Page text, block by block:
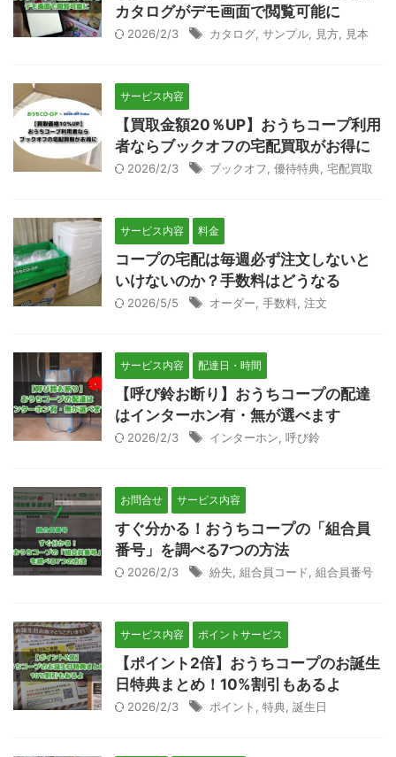
カタログがデモ画面で閲覧可能に
2026/2/3 カタログ サンプル 見方 見本
サービス内容
【買取金額20％UP】おうちコープ利用
者ならブックオフの宅配買取がお得に
2026/2/3 ブックオフ 優待特典 宅配買取
サービス内容 料金
コープの宅配は毎週必ず注文しないと
いけないのか？手数料はどうなる
2026/5/5 オーダー 手数料 注文
サービス内容 配達日・時間
【呼び鈴お断り】おうちコープの配達
はインターホン有・無が選べます
2026/2/3 インターホン 呼び鈴
お問合せ サービス内容
すぐ分かる！おうちコープの「組合員
番号」を調べる7つの方法
2026/2/3 紛失 組合員コード 組合員番号
サービス内容 ポイントサービス
【ポイント2倍】おうちコープのお誕生
日特典まとめ！10%割引もあるよ
2026/2/3 ポイント 特典 誕生日